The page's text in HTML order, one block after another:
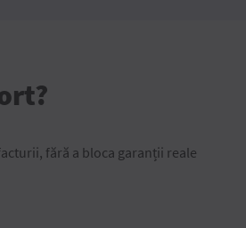
fără a bloca garanții reale